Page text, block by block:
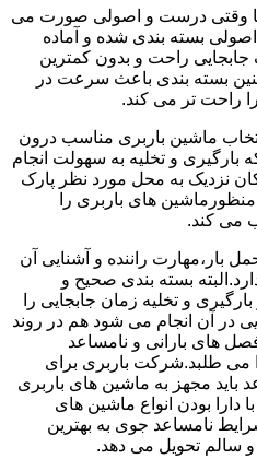
ها وقتی درست و اصولی صورت می
بسته بندی شده و آماده
راحت و بدون کمترین
بسته بندی باعث سرعت در
راحت تر می کند.
ماشین باربری مناسب درون
بارگیری و تخلیه به سهولت انجام
نزدیک به محل مورد نظر پارک
های باربری را
می کند.
راننده و آشنایی آن
بسته بندی صحیح و
و تخلیه زمان جابجایی را
در آن انجام می شود هم در روند
های بارانی و نامساعد
طلبد.شرکت باربری برای
باید مجهز به ماشین های باربری
دارا بودن انواع ماشین های
نامساعد جوی به بهترین
تحویل می دهد.